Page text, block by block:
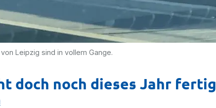
Leipzig sind in vollem Gange.
doch noch dieses Jahr fertig